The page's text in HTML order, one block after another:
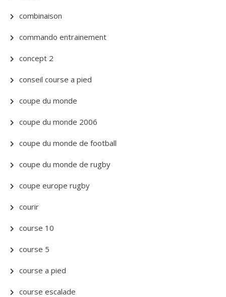
combinaison
commando entrainement
concept 2
conseil course a pied
coupe du monde
coupe du monde 2006
coupe du monde de football
coupe du monde de rugby
coupe europe rugby
courir
course 10
course 5
course a pied
course escalade